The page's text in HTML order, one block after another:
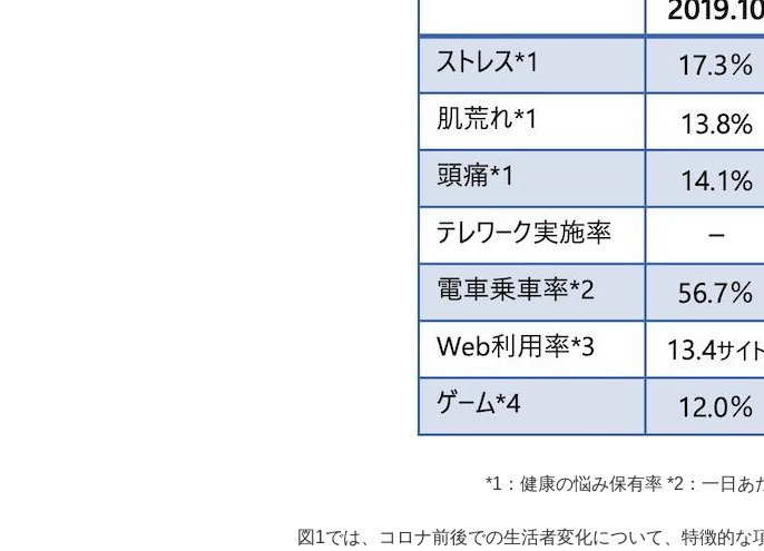
*1 ：健康の悩み保有率 *2 ：一日あ
図 1では、コロナ前後での生活者変化について、特徴的な